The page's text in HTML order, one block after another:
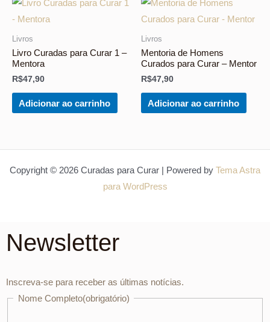
Livros
Livro Curadas para Curar 1 –
Mentora
R$47,90
Adicionar ao carrinho
Livros
Mentoria de Homens
Curados para Curar – Mentor
R$47,90
Adicionar ao carrinho
Copyright © 2026 Curadas para Curar | Powered by Tema Astra
para WordPress
Newsletter
Inscreva-se para receber as últimas notícias.
Nome Completo(obrigatório)